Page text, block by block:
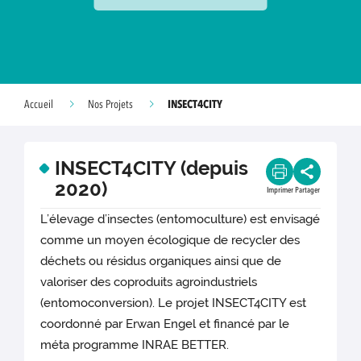
Accueil Nos Projets INSECT4CITY
INSECT4CITY (depuis
2020)
Imprimer Partager
L’élevage d’insectes (entomoculture) est envisagé
comme un moyen écologique de recycler des
déchets ou résidus organiques ainsi que de
valoriser des coproduits agroindustriels
(entomoconversion). Le projet INSECT4CITY est
coordonné par Erwan Engel et financé par le
méta programme INRAE BETTER.